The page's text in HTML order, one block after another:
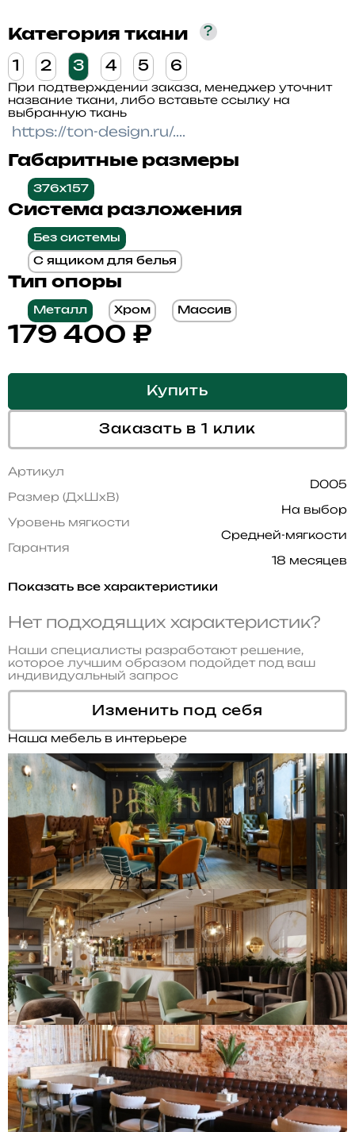
Категория ткани ?
1 2 3 4 5 6
При подтверждении заказа, менеджер уточнит
название ткани, либо вставьте ссылку на
выбранную ткань
Габаритные размеры
376x157
Система разложения
Без системы
С ящиком для белья
Тип опоры
Металл Хром Массив
179 400 ₽
Купить
Заказать в 1 клик
Артикул
D005
Размер (ДхШхВ)
На выбор
Уровень мягкости
Средней-мягкости
Гарантия
18 месяцев
Показать все характеристики
Нет подходящих характеристик?
Наши специалисты разработают решение,
которое лучшим образом подойдет под ваш
индивидуальный запрос
Изменить под себя
Наша мебель в интерьере